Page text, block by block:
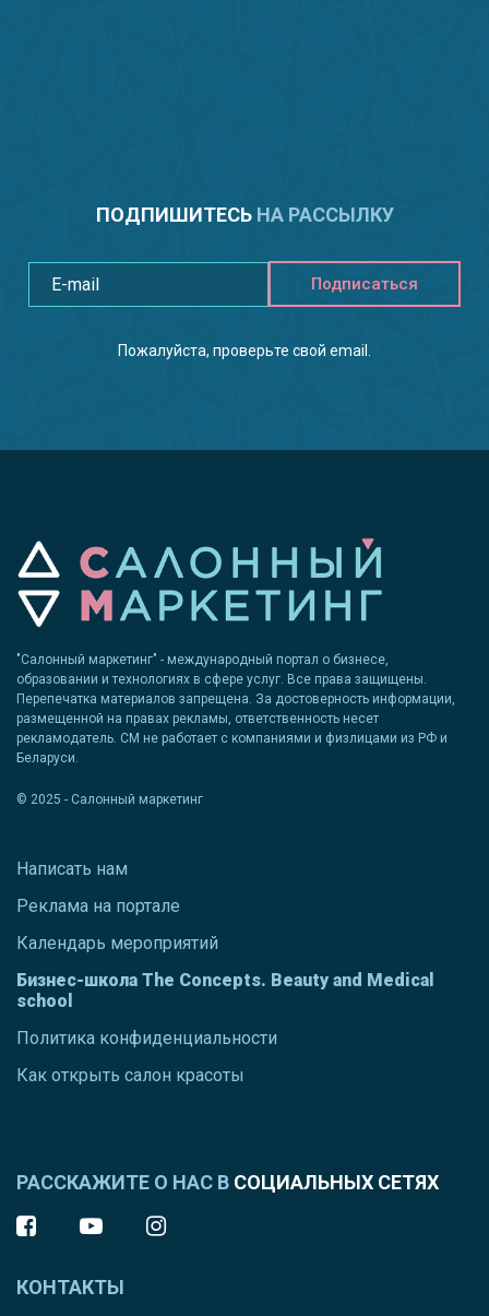
ПОДПИШИТЕСЬ НА РАССЫЛКУ
Подписаться
Пожалуйста, проверьте свой email.
"Салонный маркетинг" - международный портал о бизнесе,
образовании и технологиях в сфере услуг. Все права защищены.
Перепечатка материалов запрещена. За достоверность информации,
размещенной на правах рекламы, ответственность несет
рекламодатель. СМ не работает с компаниями и физлицами из РФ и
Беларуси.
© 2025 - Салонный маркетинг
Написать нам
Реклама на портале
Календарь мероприятий
Бизнес-школа The Concepts. Beauty and Medical
school
Политика конфиденциальности
Как открыть салон красоты
РАССКАЖИТЕ О НАС В СОЦИАЛЬНЫХ СЕТЯХ
КОНТАКТЫ